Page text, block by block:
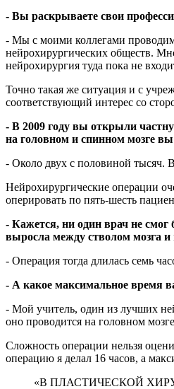
- Вы раскрываете свои
- Мы с моими коллегами проводим
нейрохирургических обществ.
нейрохирургия туда пока не
Точно такая же ситуация и с
соответствующий интерес со
- В 2009 году вы открыли
на головном и спинном мозге вы
- Около двух с половиной тысяч.
Нейрохирургические операции
оперировать по пять-шесть
- Кажется, ни один врач не
выросла между стволом мозга
- Операция тогда длилась семь
- А какое максимальное время
- Мой учитель, один из лучших
оно проводится на головном
Сложность операции нельзя
операцию я делал 16 часов, а
«В ПЛАСТИЧЕСКОЙ